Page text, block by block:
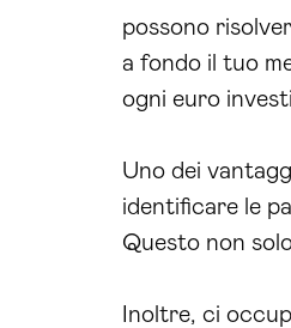
possono
a fondo il tuo
ogni euro
Uno dei
identificare le
Questo non
Inoltre, ci